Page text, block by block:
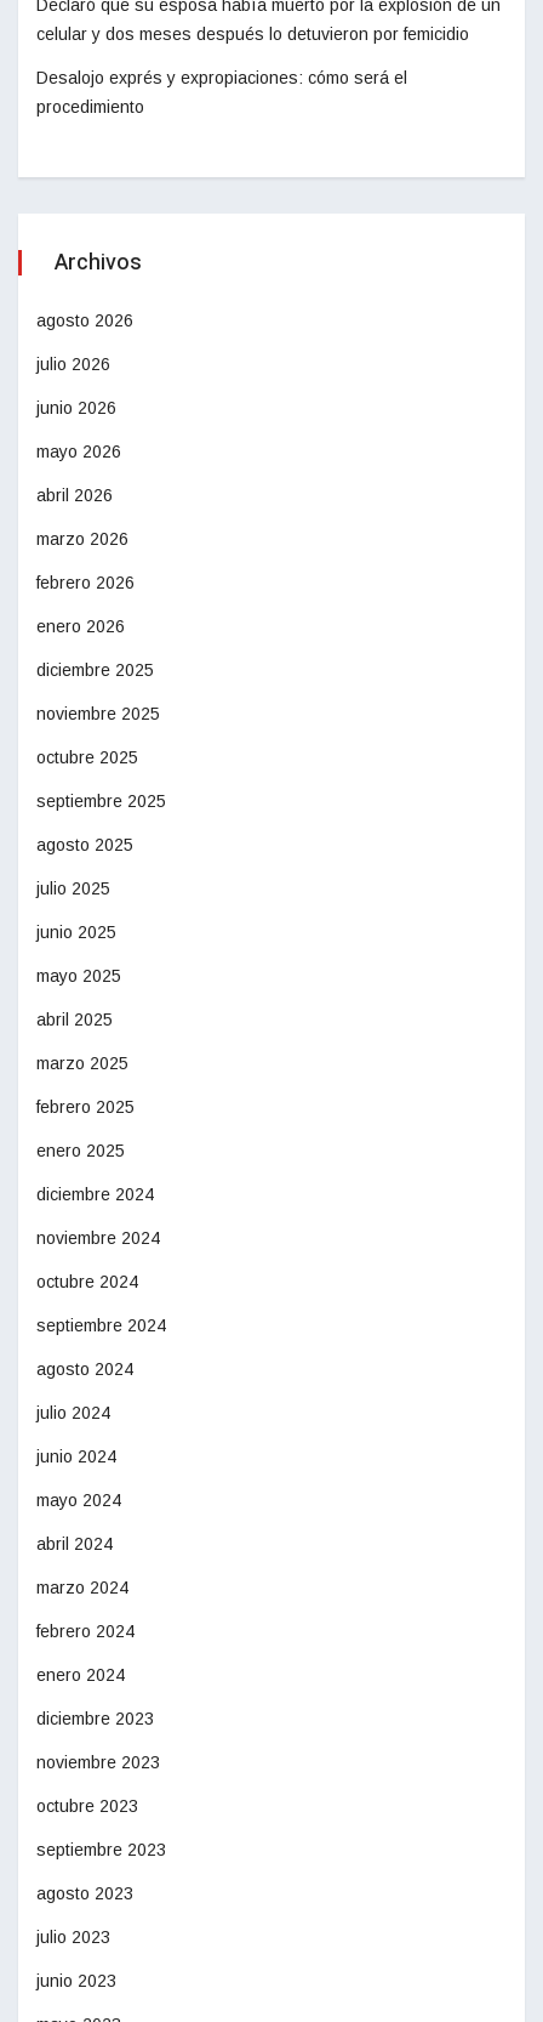
Declaró que su esposa había muerto por la explosión de un
celular y dos meses después lo detuvieron por femicidio
Desalojo exprés y expropiaciones: cómo será el
procedimiento
Archivos
agosto 2026
julio 2026
junio 2026
mayo 2026
abril 2026
marzo 2026
febrero 2026
enero 2026
diciembre 2025
noviembre 2025
octubre 2025
septiembre 2025
agosto 2025
julio 2025
junio 2025
mayo 2025
abril 2025
marzo 2025
febrero 2025
enero 2025
diciembre 2024
noviembre 2024
octubre 2024
septiembre 2024
agosto 2024
julio 2024
junio 2024
mayo 2024
abril 2024
marzo 2024
febrero 2024
enero 2024
diciembre 2023
noviembre 2023
octubre 2023
septiembre 2023
agosto 2023
julio 2023
junio 2023